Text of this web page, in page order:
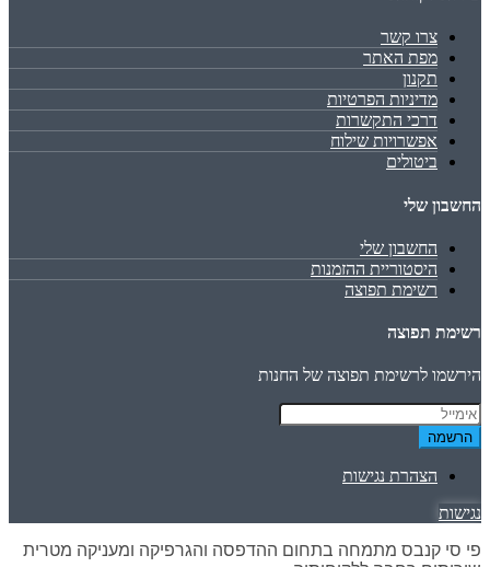
צרו קשר
מפת האתר
תקנון
מדיניות הפרטיות
דרכי התקשרות
אפשרויות שילוח
ביטולים
החשבון שלי
החשבון שלי
היסטוריית ההזמנות
רשימת תפוצה
רשימת תפוצה
הירשמו לרשימת תפוצה של החנות
הרשמה
הצהרת נגישות
נגישות
פי סי קנבס מתמחה בתחום ההדפסה והגרפיקה ומעניקה מטרית